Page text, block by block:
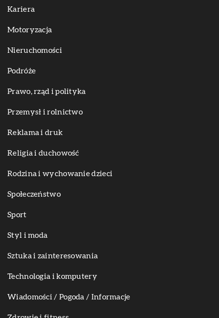
Kariera
Motoryzacja
Nieruchomości
Podróże
Prawo, rząd i polityka
Przemysł i rolnictwo
Reklama i druk
Religia i duchowość
Rodzina i wychowanie dzieci
Społeczeństwo
Sport
Styl i moda
Sztuka i zainteresowania
Technologia i komputery
Wiadomości / Pogoda / Informacje